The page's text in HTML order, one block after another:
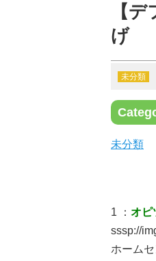
【
げ
未分類
未分類
1 ： オピ
sssp://
ホーム